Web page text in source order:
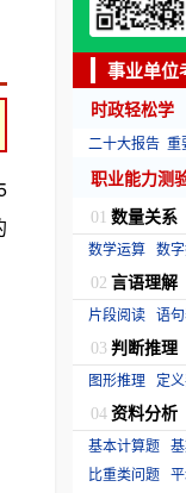
事业单位
时政轻松学
二十大报告 重
职业能力测
01 数量关系
数学运算 数
02 言语理解
片段阅读 语
03 判断推理
图形推理 定
04 资料分析
基本计算题
比重类问题